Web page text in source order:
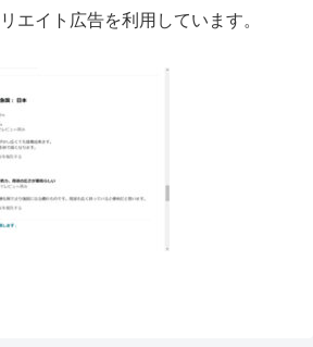
エイト広告を利用しています。